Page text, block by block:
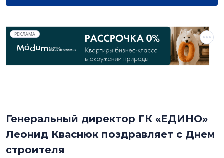
РЕКЛАМА
Генеральный директор ГК «ЕДИНО»
Леонид Кваснюк поздравляет с Днем
строителя